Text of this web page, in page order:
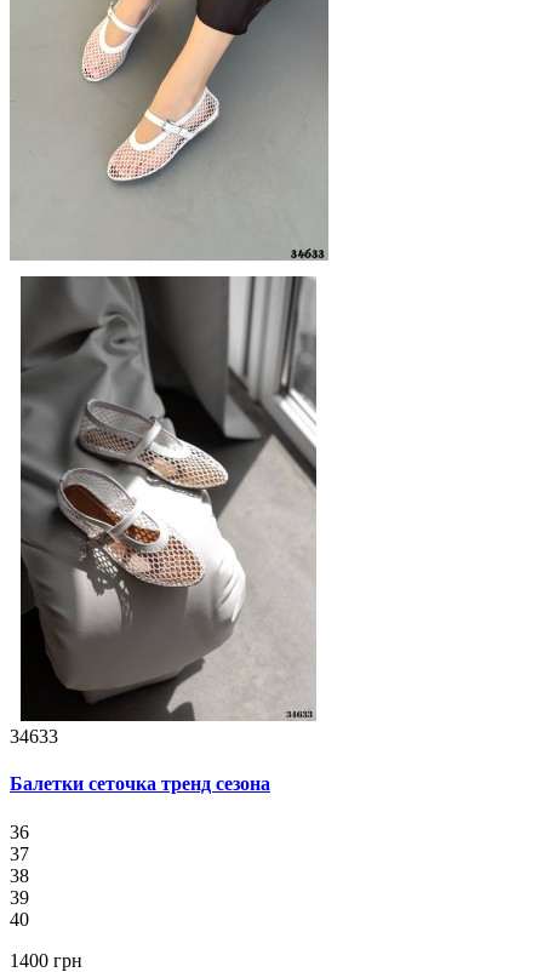
34633
Балетки сеточка тренд сезона
36
37
38
39
40
1400 грн